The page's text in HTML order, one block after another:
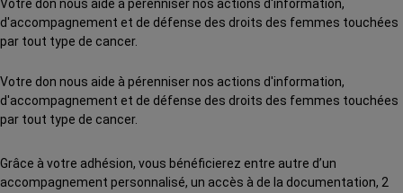
Votre don nous aide à pérenniser nos actions d'information,
d'accompagnement et de défense des droits des femmes touchées
par tout type de cancer.
Votre don nous aide à pérenniser nos actions d'information,
d'accompagnement et de défense des droits des femmes touchées
par tout type de cancer.
Grâce à votre adhésion, vous bénéficierez entre autre d’un
accompagnement personnalisé, un accès à de la documentation, 2